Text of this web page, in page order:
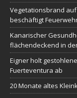
Vegetationsbrand
beschäftigt
Kanarischer
flächendeckend in
Eigner holt
Fuerteventura ab
20 Monate altes